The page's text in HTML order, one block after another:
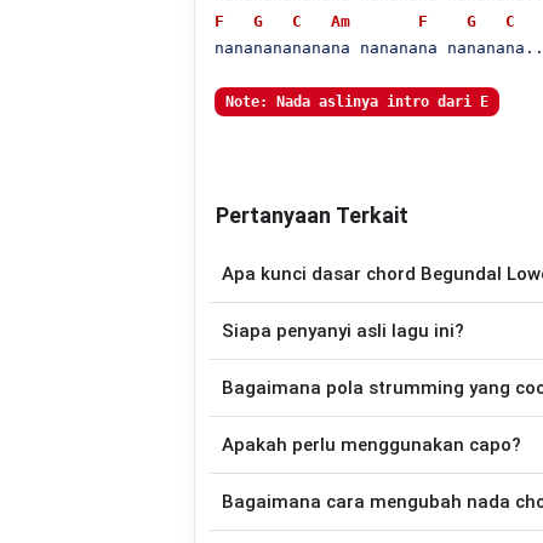
F
G C Am F G
C
nanananananana nananana nananana..
Note: Nada aslinya intro dari E
Pertanyaan Terkait
Apa kunci dasar chord Begundal
sehingga lebih mudah dimainkan oleh
Siapa penyanyi asli lagu ini?
tersedia versi chord
Bagaimana pola strumming yang
Down - Down - Up - Up - Down - Up
Coming Back.
Apakah perlu menggunakan capo?
asli penyanyi, kamu dapat
Bagaimana cara mengubah nada